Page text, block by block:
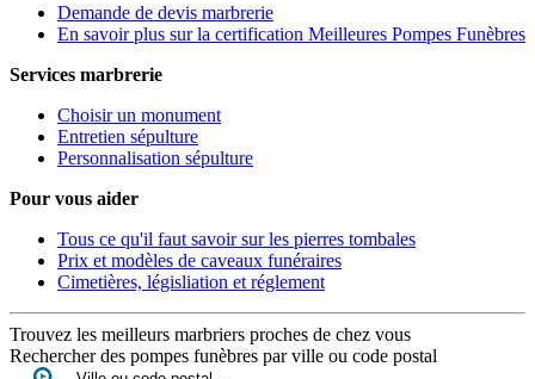
Demande de devis marbrerie
En savoir plus sur la certification Meilleures Pompes Funèbres
Services marbrerie
Choisir un monument
Entretien sépulture
Personnalisation sépulture
Pour vous aider
Tous ce qu'il faut savoir sur les pierres tombales
Prix et modèles de caveaux funéraires
Cimetières, législiation et réglement
Trouvez les meilleurs marbriers proches de chez vous
Rechercher des pompes funèbres par ville ou code postal